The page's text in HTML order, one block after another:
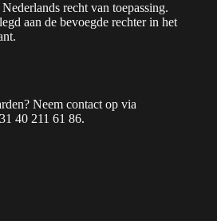
recht van toepassing.
aan de bevoegde rechter in het
Neem contact op via
40 211 61 86.